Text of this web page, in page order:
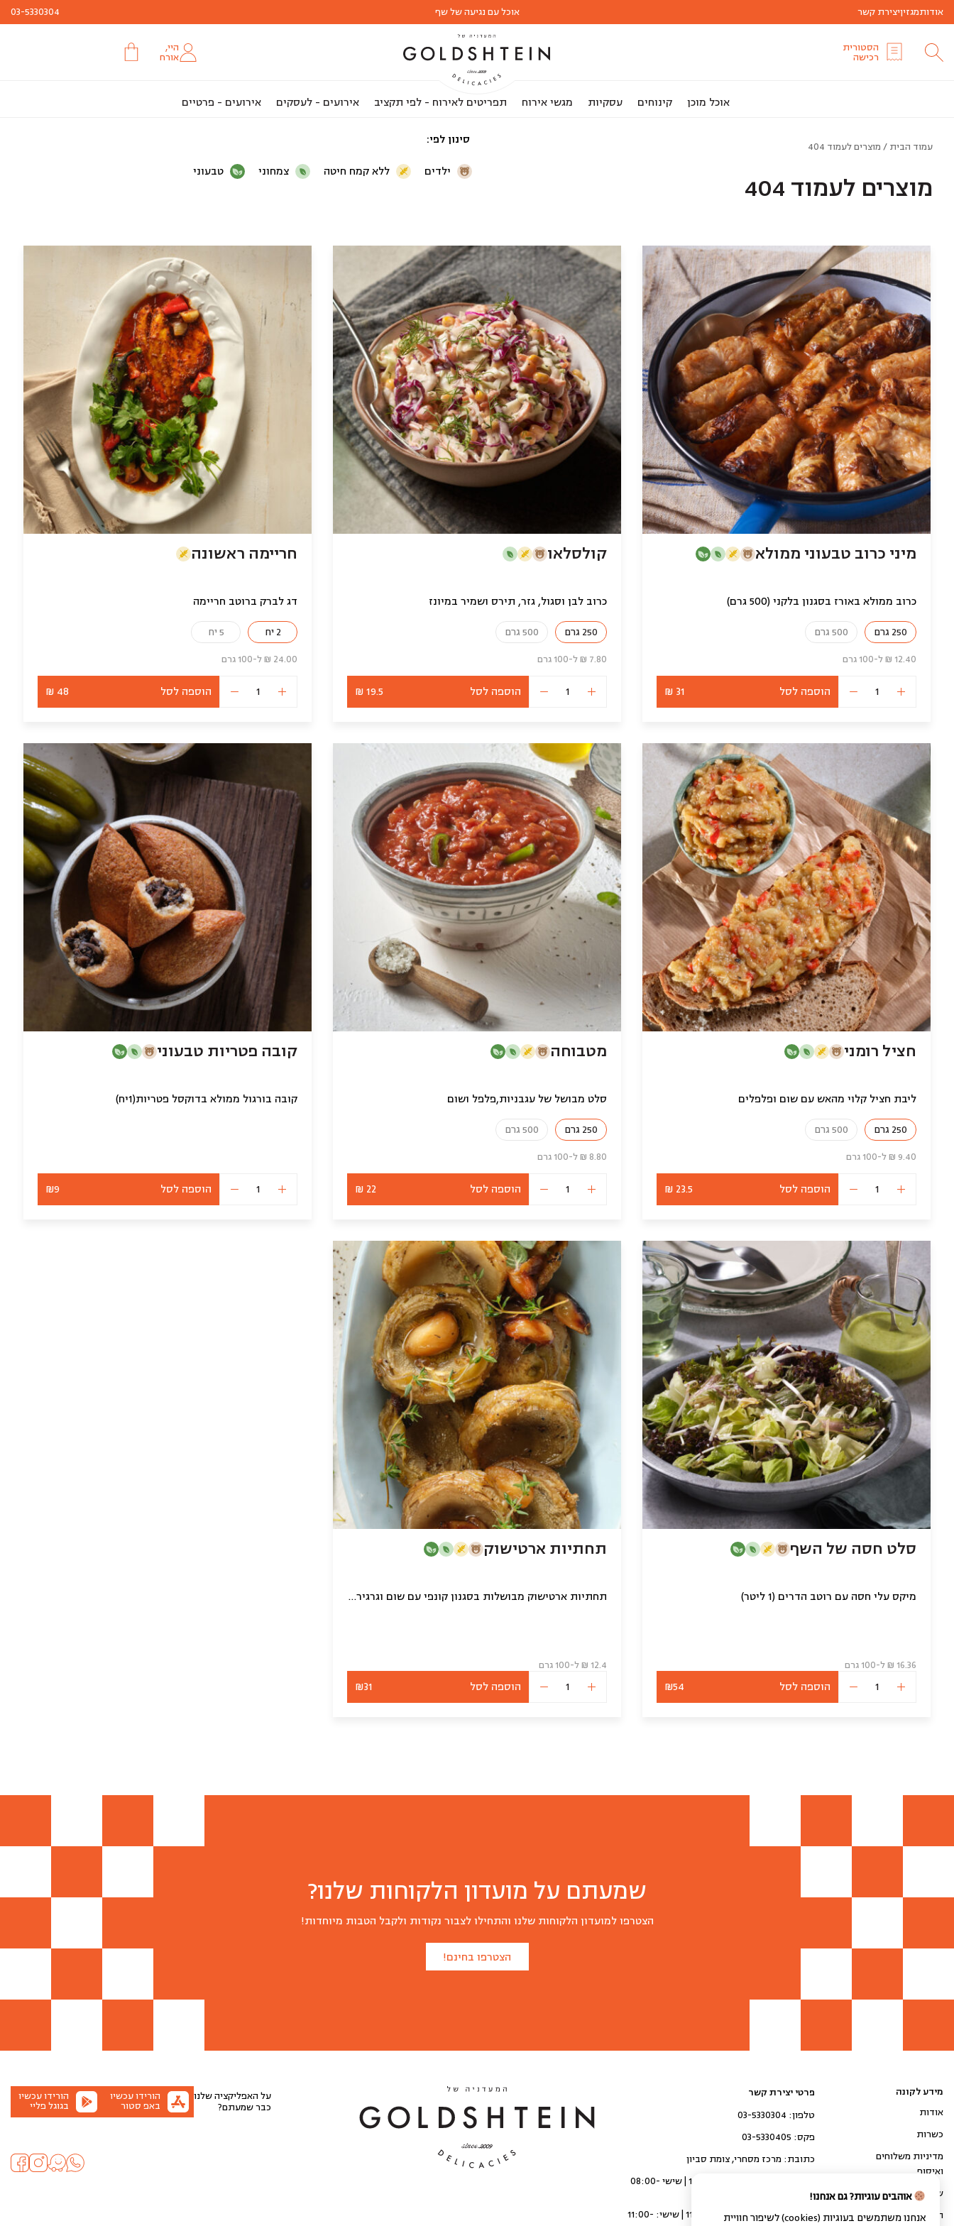
03-5330304 אוכל עם נגיעה של שף אודותמגזיןיצירת קשר
היי,
אורח
הסטורית
רכישה
אוכל מוכן קינוחים עסקיות מגשי אירוח תפריטים לאירוח - לפי תקציב אירועים - לעסקים אירועים - פרטיים
עמוד הבית / מוצרים לעמוד 404
מוצרים לעמוד 404
סינון לפי
ילדים ללא קמח חיטה צמחוני טבעוני
מיני כרוב טבעוני ממולא
כרוב ממולא באורז בסגנון בלקני (500 גרם)
250 גרם 500 גרם
12.40 ₪ ל-100 גרם
כמות
של
טבעוני
ממולא
הוספה לסל 31 ₪
קולסלאו
כרוב לבן וסגול, גזר, תירס ושמיר במיונז
250 גרם 500 גרם
7.80 ₪ ל-100 גרם
כמות
של
הוספה לסל 19.5 ₪
חריימה ראשונה
דג לברק ברוטב חריימה
2 יח 5 יח
24.00 ₪ ל-100 גרם
כמות
של
הוספה לסל 48 ₪
חציל רומני
ליבת חציל קלוי מהאש עם שום ופלפלים
250 גרם 500 גרם
9.40 ₪ ל-100 גרם
כמות
של
הוספה לסל 23.5 ₪
מטבוחה
סלט מבושל של עגבניות,פלפל ושום
250 גרם 500 גרם
8.80 ₪ ל-100 גרם
כמות
של
הוספה לסל 22 ₪
קובה פטריות טבעוני
קובה בורגול ממולא בדוקסל פטריות(1יח)
כמות
של
הוספה לסל ₪9
סלט חסה של השף
מיקס עלי חסה עם רוטב הדרים (1 ליטר)
16.36 ₪ ל-100 גרם
כמות
של
הוספה לסל ₪54
תחתיות ארטישוק
תחתיות ארטישוק מבושלות בסגנון קונפי עם שום וגרגירי חרדל (250 גרם)
12.4 ₪ ל-100 גרם
כמות
של
הוספה לסל ₪31
שמעתם על מועדון הלקוחות שלנו?
הצטרפו למועדון הלקוחות שלנו והתחילו לצבור נקודות ולקבל הטבות מיוחדות!
הצטרפו בחינם!
מידע לקונה
אודות
כשרות
מדיניות משלוחים
ואיסוף
שאלות ותשובות
המגזין של גולדשטיין
פרטי יצירת קשר
טלפון: 03-5330304
פקס: 03-5330405
כתובת: מרכז מסחרי, צומת סביון
איסוף עצמי: א'-ה' 10:00-20:00 | שישי 08:00-
14:00
קבלת משלוח: א'-ה' 11:00-16:00 | שישי: 11:00-
על האפליקציה שלנו
כבר שמעתם?
הורידו עכשיו
באפ סטור
הורידו עכשיו
בגוגל פליי
אוהבים עוגיות? גם אנחנו!
אנחנו משתמשים בעוגיות (cookies) לשיפור חוויית